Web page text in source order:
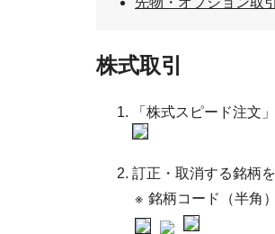
株式取引
「株式スピード注文
訂正・取消する銘柄
※ 銘柄コード（半角